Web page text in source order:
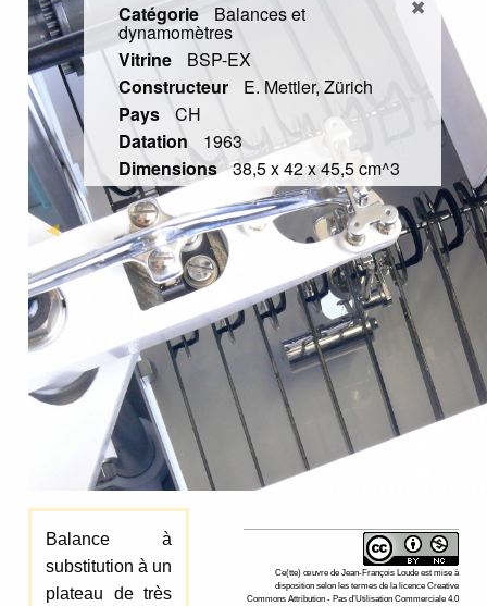
Previous Slide
◀︎
Catégorie
Balances et
dynamomètres
Vitrine
BSP-EX
Constructeur
E. Mettler, Zürich
Pays
CH
Datation
1963
Dimensions 38,5 x 42 x 45,5 cm^3
Balance à
substitution à un
plateau de très
Ce(tte) œuvre de Jean-François Loude est mise à
disposition selon les termes de la licence Creative
Commons Attribution - Pas d’Utilisation Commerciale 4.0